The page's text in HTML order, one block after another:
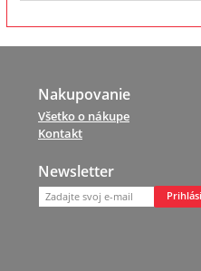
Nakupovanie
Všetko o nákupe
Kontakt
Newsletter